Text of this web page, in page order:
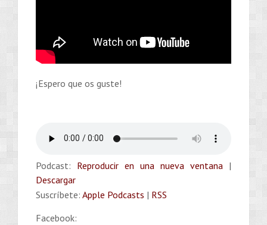
¡Espero que os guste!
Podcast: Reproducir en una nueva ventana |
Descargar
Suscríbete: Apple Podcasts | RSS
Facebook: